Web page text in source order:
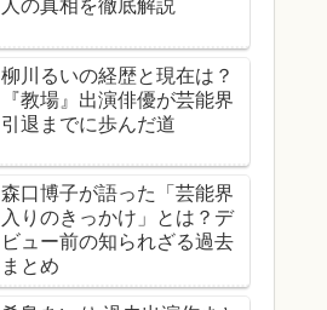
人の真相を徹底解説
柳川るいの経歴と現在は？
『教場』出演俳優が芸能界
引退までに歩んだ道
森口博子が語った「芸能界
入りのきっかけ」とは？デ
ビュー前の知られざる過去
まとめ